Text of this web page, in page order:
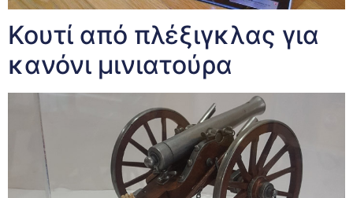
Κουτί από πλέξιγκλας για
κανόνι μινιατούρα